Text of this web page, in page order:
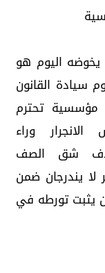
يخوضه اليوم هو
القانون
مؤسسية تحترم
وراء
شق الصف
لا يندرجان ضمن
يثبت تورطه في